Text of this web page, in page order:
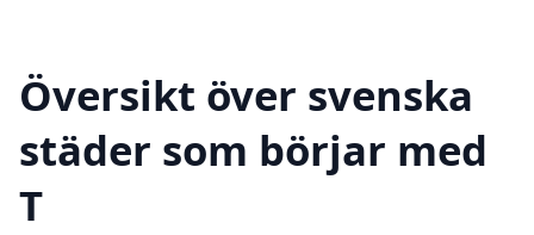
Översikt över svenska
städer som börjar med
T